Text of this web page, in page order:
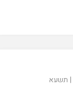
| תשעא